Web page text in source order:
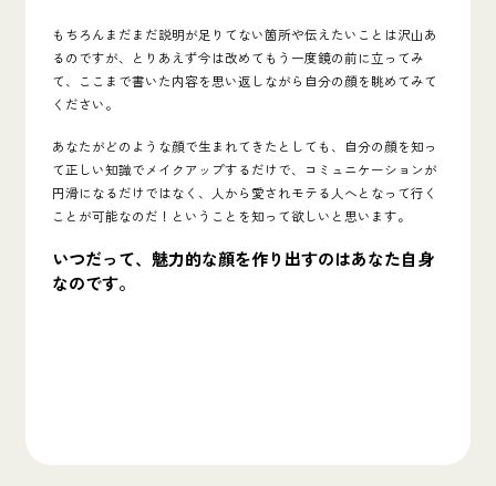
もちろんまだまだ説明が足りてない箇所や伝えたいことは沢山あ
るのですが、とりあえず今は改めてもう一度鏡の前に立ってみ
て、ここまで書いた内容を思い返しながら自分の顔を眺めてみて
ください。
あなたがどのような顔で生まれてきたとしても、
自分の顔を知っ
て正しい知識でメイクアップするだけで、コミュニケーションが
円滑になるだけではなく、人から愛されモテる人へとなって行く
ことが可能なのだ！ ということを知って欲しいと思います。
いつだって、魅力的な顔を作り出すのはあなた自身
なのです。